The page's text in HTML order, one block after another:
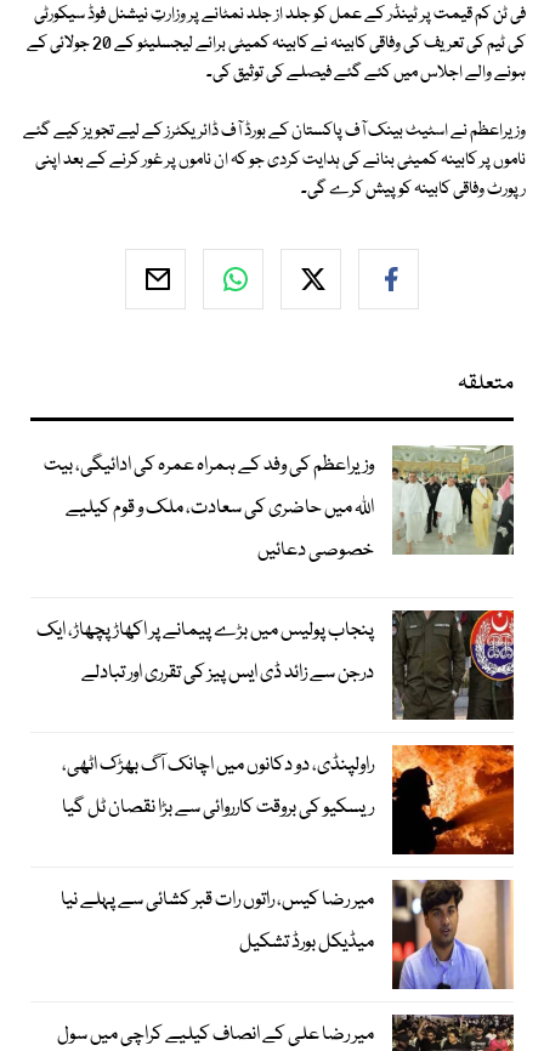
فی ٹن کم قیمت پر ٹینڈر کے عمل کو جلد از جلد نمٹانے پر وزارتِ نیشنل فوڈ سیکورٹی
کی ٹیم کی تعریف کی وفاقی کابینہ نے کابینہ کمیٹی برائے لیجسلیٹو کے 20 جولائی کے
ہونے والے اجلاس میں کئے گئے فیصلے کی توثیق کی۔
وزیراعظم نے اسٹیٹ بینک آف پاکستان کے بورڈ آف ڈائریکٹرز کے لیے تجویز کیے گئے
ناموں پر کابینہ کمیٹی بنانے کی ہدایت کردی جو کہ ان ناموں پر غور کرنے کے بعد اپنی
رپورٹ وفاقی کابینہ کو پیش کرے گی۔
متعلقہ
وزیراعظم کی وفد کے ہمراہ عمرہ کی ادائیگی، بیت
اللہ میں حاضری کی سعادت، ملک و قوم کیلیے
خصوصی دعائیں
پنجاب پولیس میں بڑے پیمانے پر اکھاڑ پچھاڑ، ایک
درجن سے زائد ڈی ایس پیز کی تقرری اور تبادلے
راولپنڈی، دو دکانوں میں اچانک آگ بھڑک اٹھی،
ریسکیو کی بروقت کارروائی سے بڑا نقصان ٹل گیا
میر رضا کیس، راتوں رات قبر کشائی سے پہلے نیا
میڈیکل بورڈ تشکیل
میر رضا علی کے انصاف کیلیے کراچی میں سول